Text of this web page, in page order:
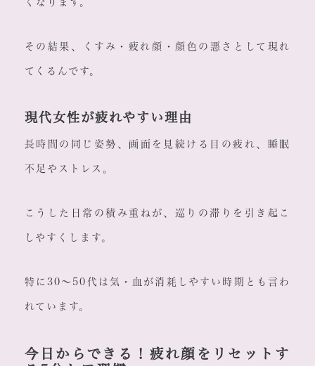
くなります。
その結果、くすみ・疲れ顔・顔色の悪さとして現れ
てくるんです。
現代女性が疲れやすい理由
長時間の同じ姿勢、画面を見続ける目の疲れ、睡眠
不足やストレス。
こうした日常の積み重ねが、巡りの滞りを引き起こ
しやすくします。
特に30〜50代は気・血が消耗しやすい時期とも言わ
れています。
今日からできる！疲れ顔をリセットす